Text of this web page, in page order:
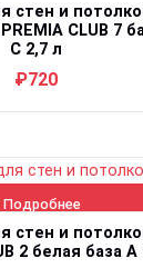
стен и
CLUB 7
C 2,7 л
₽720
Подробнее
стен и
2 белая база А